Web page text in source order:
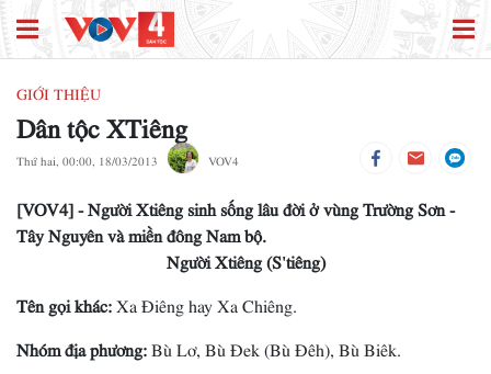
GIỚI THIỆU
Dân tộc XTiêng
Thứ hai, 00:00, 18/03/2013 VOV4
[VOV4] - Người Xtiêng sinh sống lâu đời ở vùng Trường Sơn -
Tây Nguyên và miền đông Nam bộ.
Người Xtiêng (S'tiêng)
Tên gọi khác:Xa Ðiêng hay Xa Chiêng.
Nhóm địa phương:Bù Lơ, Bù Ðek (Bù Ðêh), Bù Biêk.